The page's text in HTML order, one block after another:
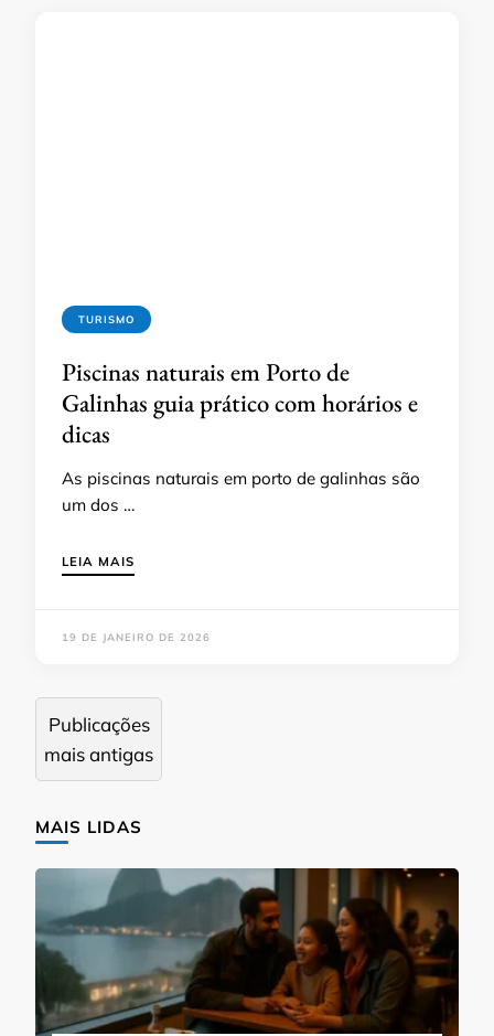
TURISMO
Piscinas naturais em Porto de
Galinhas guia prático com horários e
dicas
As piscinas naturais em porto de galinhas são
um dos …
LEIA MAIS
19 DE JANEIRO DE 2026
Navegação
por
posts
Publicações
mais antigas
MAIS LIDAS